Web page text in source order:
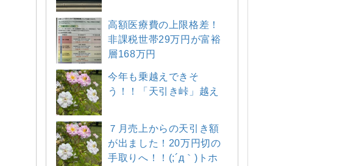
高額医療費の上限格差！
非課税世帯29万円が富裕
層168万円
今年も乗越えできそ
う！！「天引き峠」越え
７月売上からの天引き額
が出ました！20万円切の
手取りへ！！(;´д｀)トホ